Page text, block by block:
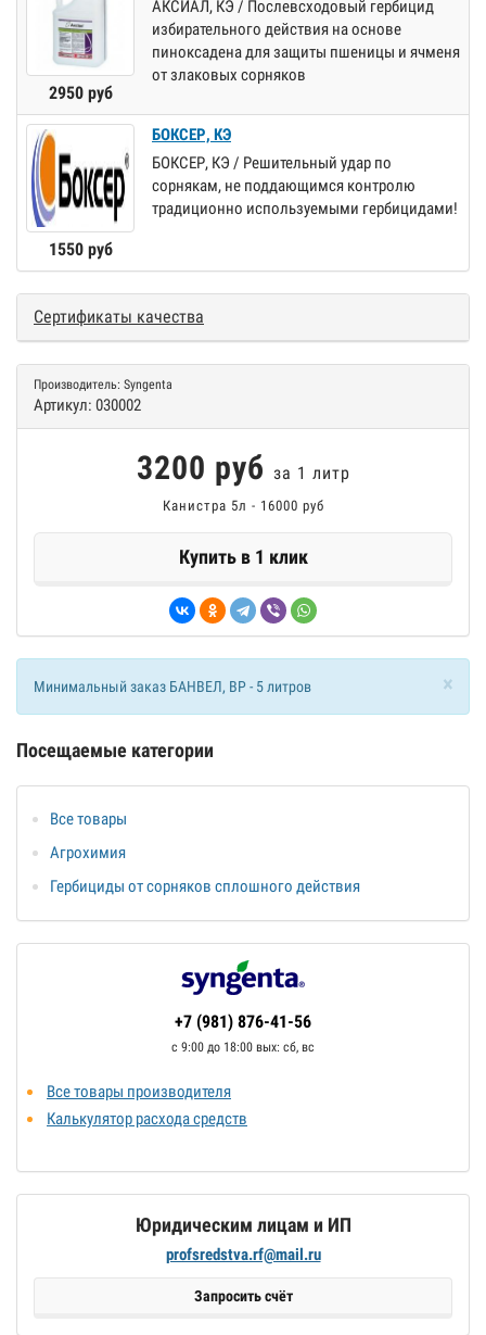
2950 руб
АКСИАЛ, КЭ / Послевсходовый гербицид
избирательного действия на основе
пиноксадена для защиты пшеницы и ячменя
от злаковых сорняков
1550 руб
БОКСЕР, КЭ
БОКСЕР, КЭ / Решительный удар по
сорнякам, не поддающимся контролю
традиционно используемыми гербицидами!
Сертификаты качества
Производитель: Syngenta
Артикул: 030002
3200 руб за 1 литр
Канистра 5л - 16000 руб
Купить в 1 клик
×
Минимальный заказ БАНВЕЛ, ВР - 5 литров
Посещаемые категории
Все товары
Агрохимия
Гербициды от сорняков сплошного действия
+7 (981) 876-41-56
с 9:00 до 18:00 выx: сб, вс
Все товары производителя
Калькулятор расхода средств
Юридическим лицам и ИП
profsredstva.rf@mail.ru
Запросить счёт